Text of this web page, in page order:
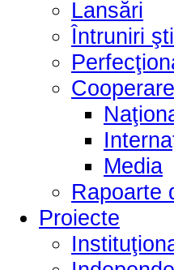
Lansări
Întruniri
Cooperare
Media
Rapoarte
Proiecte